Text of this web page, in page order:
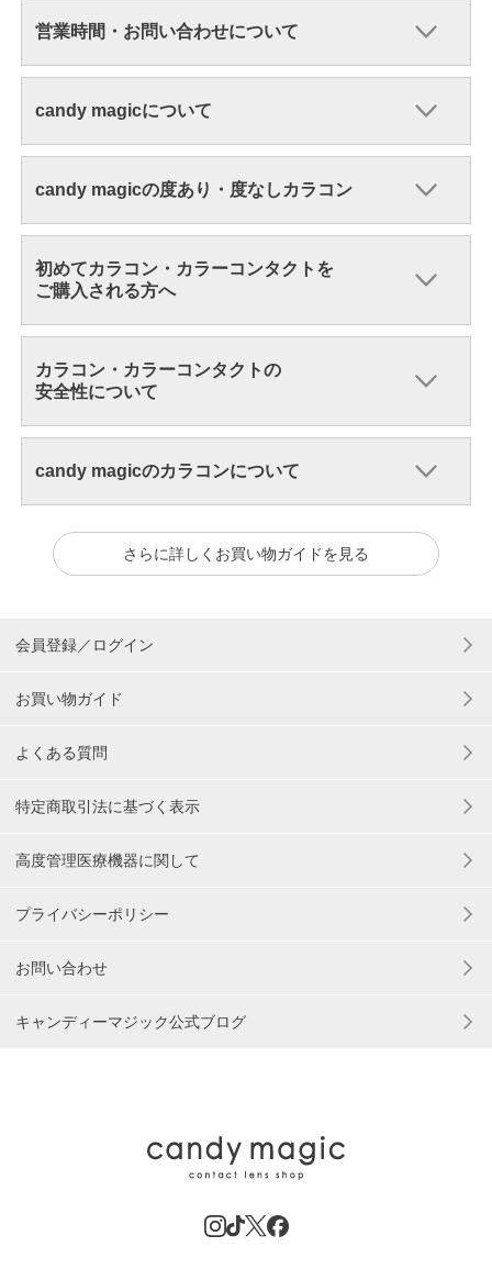
営業時間・お問い合わせについて
candy magicについて
candy magicの度あり・度なしカラコン
初めてカラコン・カラーコンタクトを
ご購入される方へ
カラコン・カラーコンタクトの
安全性について
candy magicのカラコンについて
さらに詳しくお買い物ガイドを見る
会員登録／ログイン
お買い物ガイド
よくある質問
特定商取引法に基づく表示
高度管理医療機器に関して
プライバシーポリシー
お問い合わせ
キャンディーマジック公式ブログ